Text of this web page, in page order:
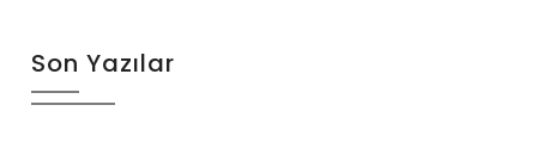
Son Yazılar